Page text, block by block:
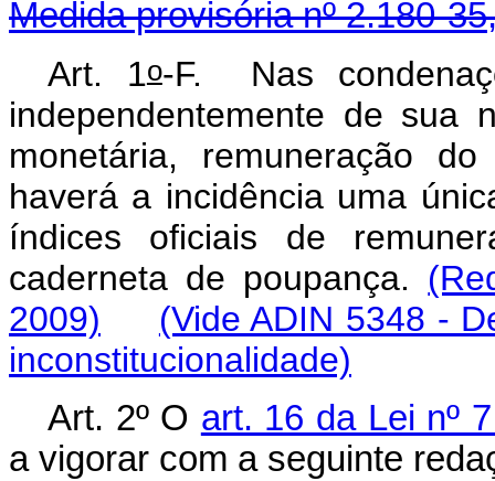
Medida provisória nº 2.180-
Art. 1o-F. Nas
independentemente de sua
monetária, remuneração
haverá a incidência uma
índices oficiais de
caderneta de poupança.
2009)
(Vide ADIN 5348 -
inconstitucionalidade)
Art. 2º O art. 16 da Lei nº
a vigorar com a seguinte